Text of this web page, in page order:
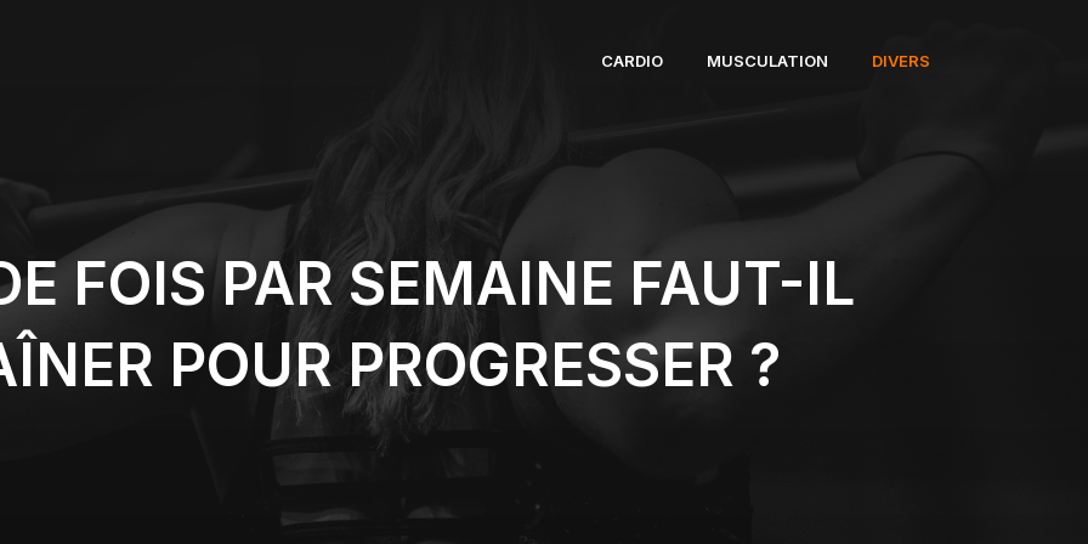
CARDIO MUSCULATION DIVERS
FOIS PAR SEMAINE FAUT-IL
POUR PROGRESSER ?